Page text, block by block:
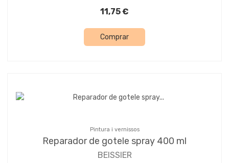
11,75 €
Comprar
Pintura i vernissos
Reparador de gotele spray 400 ml
BEISSIER